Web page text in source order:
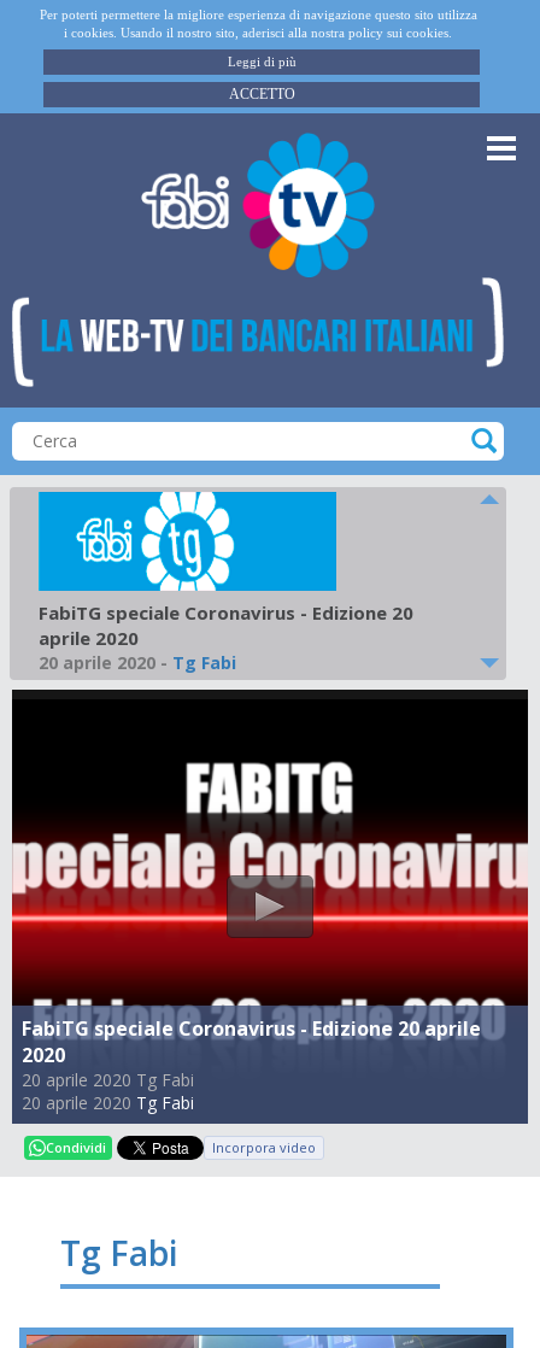
Per poterti permettere la migliore esperienza di navigazione questo sito utilizza
i cookies. Usando il nostro sito, aderisci alla nostra policy sui cookies.
Leggi di più
ACCETTO
FabiTG speciale Coronavirus - Edizione 20 aprile
2020
20 aprile 2020 Tg Fabi
20 aprile 2020 Tg Fabi
FabiTG speciale Coronavirus - Edizione 20
aprile 2020
20 aprile 2020 - Tg Fabi
Condividi Incorpora video
Tg Fabi